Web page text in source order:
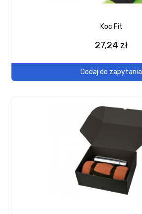
Koc Fit
27,24 zł
Dodaj do zapytania